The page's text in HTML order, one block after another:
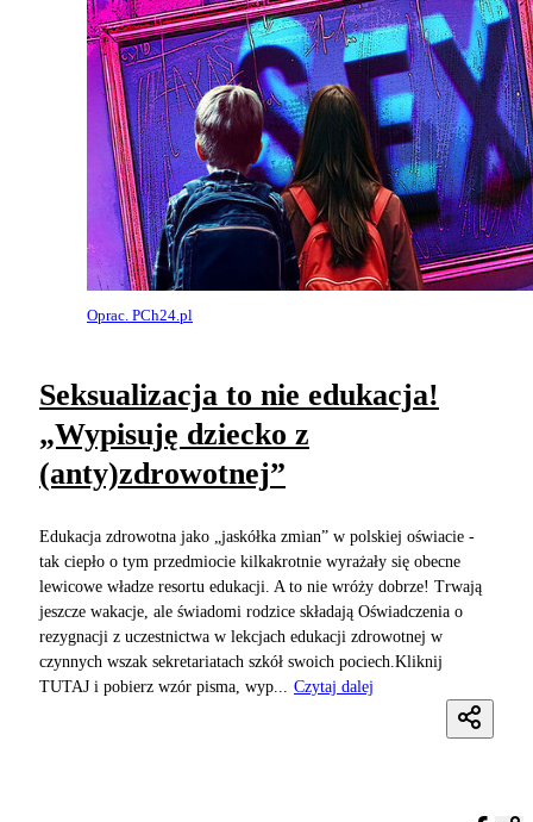
Oprac. PCh24.pl
Seksualizacja to nie edukacja!
„Wypisuję dziecko z
(anty)zdrowotnej”
Edukacja zdrowotna jako „jaskółka zmian” w polskiej oświacie -
tak ciepło o tym przedmiocie kilkakrotnie wyrażały się obecne
lewicowe władze resortu edukacji. A to nie wróży dobrze! Trwają
jeszcze wakacje, ale świadomi rodzice składają Oświadczenia o
rezygnacji z uczestnictwa w lekcjach edukacji zdrowotnej w
czynnych wszak sekretariatach szkół swoich pociech.Kliknij
TUTAJ i pobierz wzór pisma, wyp...
Czytaj dalej